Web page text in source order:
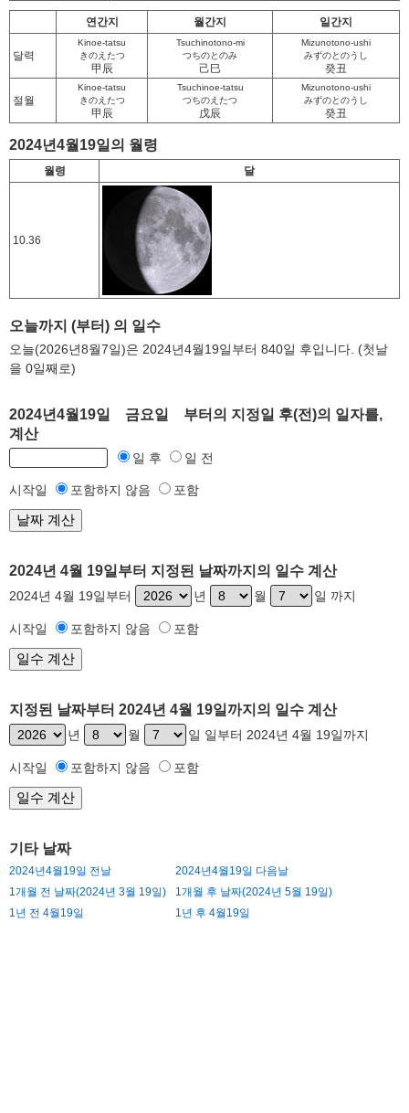
연간지 월간지 일간지
달력
Kinoe-tatsu
きのえたつ
甲辰
Tsuchinotono-mi
つちのとのみ
己巳
Mizunotono-ushi
みずのとのうし
癸丑
절월
Kinoe-tatsu
きのえたつ
甲辰
Tsuchinoe-tatsu
つちのえたつ
戊辰
Mizunotono-ushi
みずのとのうし
癸丑
2024년4월19일의 월령
월령 달
10.36
오늘까지 (부터) 의 일수
오늘(2026년8월7일)은 2024년4월19일부터 840일 후입니다. (첫날
을 0일째로)
2024년4월19일 금요일 부터의 지정일 후(전)의 일자를,
계산
일 후 일 전
시작일 포함하지 않음 포함
2024년 4월 19일부터 지정된 날짜까지의 일수 계산
2024년 4월 19일부터 년 월 일 까지
시작일 포함하지 않음 포함
지정된 날짜부터 2024년 4월 19일까지의 일수 계산
년 월 일 일부터 2024년 4월 19일까지
시작일 포함하지 않음 포함
기타 날짜
2024년4월19일 전날
2024년4월19일 다음날
1개월 전 날짜(2024년 3월 19일)
1개월 후 날짜(2024년 5월 19일)
1년 전 4월19일
1년 후 4월19일